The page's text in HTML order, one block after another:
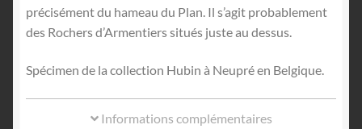
précisément du hameau du Plan. Il s’agit probablement
des Rochers d’Armentiers situés juste au dessus.
Spécimen de la collection Hubin à Neupré en Belgique.
Informations complémentaires